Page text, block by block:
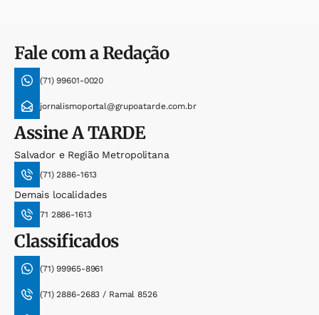
Fale com a Redação
(71) 99601-0020
jornalismoportal@grupoatarde.com.br
AssineA TARDE
Salvador e Região Metropolitana
(71) 2886-1613
Demais localidades
71 2886-1613
Classificados
(71) 99965-8961
(71) 2886-2683 / Ramal 8526